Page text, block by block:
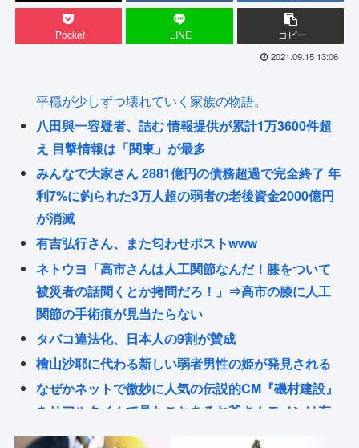
Pocket LINE コピー
2021.09.15 13:06
平穏が少しずつ壊れていく家族の物語。
八田與一容疑者、詰む 情報提供が累計1万3600件超
え 目撃情報は「関東」が最多
みんなで大家さん 2881億円の債務超過で完全終了 年
利7%に釣られた3万人超の弱者の老後資金2000億円
が消滅
有吉弘行さん、また匂わせポストwww
ネトウヨ「高市さんは人工関節なんだ！膝をついて
被災者の話聞くとか拷問だろ！」⇒高市の膝に人工
関節の手術痕が見当たらない
タバコ違法化、日本人の9割が賛成
檜山沙耶に代わる新しい弱者男性の姫が発見される
なぜかネットで微妙に人気の伝説的CM『磯村建設』
をリアルタイムで見たことあるお爺さんモメンは存
在するのか？